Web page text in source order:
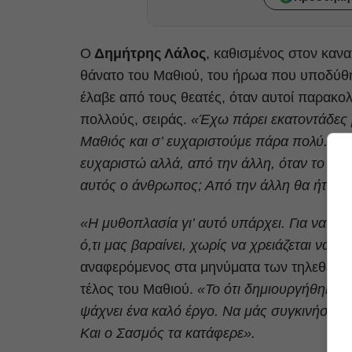
Ο Δημήτρης Λάλος, καθισμένος στον
θάνατο του Μαθιού, του ήρωα που
έλαβε από τους θεατές, όταν αυτοί
πολλούς, σειράς. «Έχω πάρει
Μαθιός και σ’ ευχαριστούμε πάρα πολύ.
ευχαριστώ αλλά, από την άλλη, όταν το
αυτός ο άνθρωπος; Από την άλλη θα ήταν
«Η μυθοπλασία γι’ αυτό υπάρχει. Για να
ό,τι μας βαραίνει, χωρίς να χρειάζεται να
αναφερόμενος στα μηνύματα των
τέλος του Μαθιού. «Το ότι
ψάχνει ένα καλό έργο. Να μάς συγκινήσει
Και ο Σασμός τα κατάφερε».